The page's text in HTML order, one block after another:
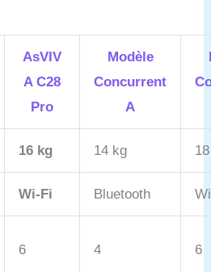
AsVIV
A C28
Pro
Modèle
Concurrent
A
16 kg 14 kg
Wi-Fi Bluetooth
6 4 6